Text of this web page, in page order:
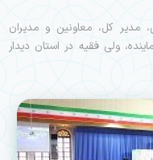
مدیر کل، معاونین و مدیران
ولی فقیه در استان دیدار